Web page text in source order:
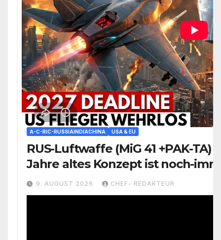
A-C-RIC-RUSSIAINDIACHINA USA & EU
RUS-Luftwaffe (MiG 41 +PAK-
Jahre altes Konzept ist noch-
aktiv
9. AUGUST 2026 CHEF- REDAKTEUR